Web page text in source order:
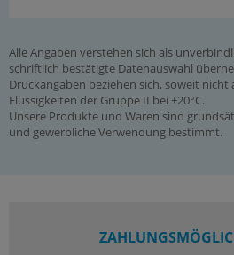
Alle Angaben verstehen sich als
schriftlich bestätigte Datenauswahl
Druckangaben beziehen sich, soweit nicht
Flüssigkeiten der Gruppe II bei +20°C.
Unsere Produkte und Waren sind
und gewerbliche Verwendung bestimmt.